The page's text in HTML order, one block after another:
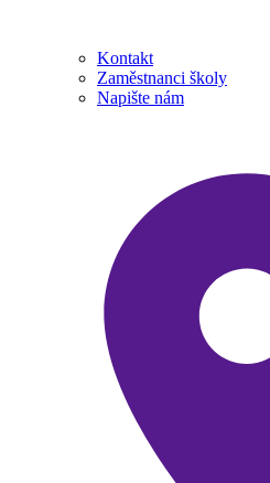
Kontakt
Zaměstnanci školy
Napište nám